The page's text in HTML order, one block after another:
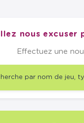
nous excuser
Effectuez une